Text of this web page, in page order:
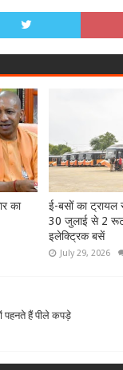
का
ई-बसों का ट्रायल
30 जुलाई से 2
इलेक्ट्रिक बसें
July 29, 2026
पहनते हैं पीले कपड़े